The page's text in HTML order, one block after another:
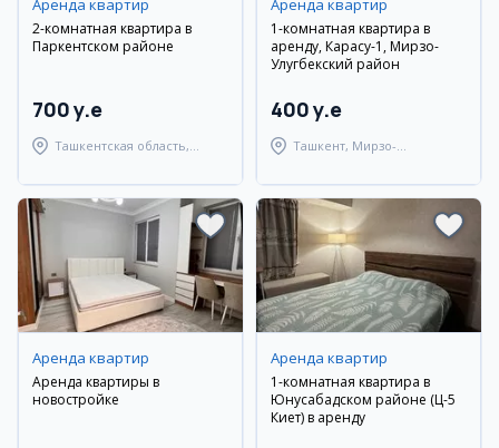
Аренда квартир
2-комнатная квартира в
Паркентском районе
700 y.e
Ташкентская область,
Аренда квартир
1-комнатная квартира в
аренду, Карасу-1, Мирзо-
Улугбекский район
400 y.e
Ташкент, Мирзо-
Аренда квартир
Аренда квартиры в
новостройке
Аренда квартир
1-комнатная квартира в
Юнусабадском районе (Ц-5
Киет) в аренду